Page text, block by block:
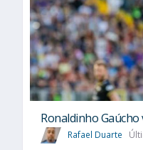
Ronaldinho
Rafael Duarte